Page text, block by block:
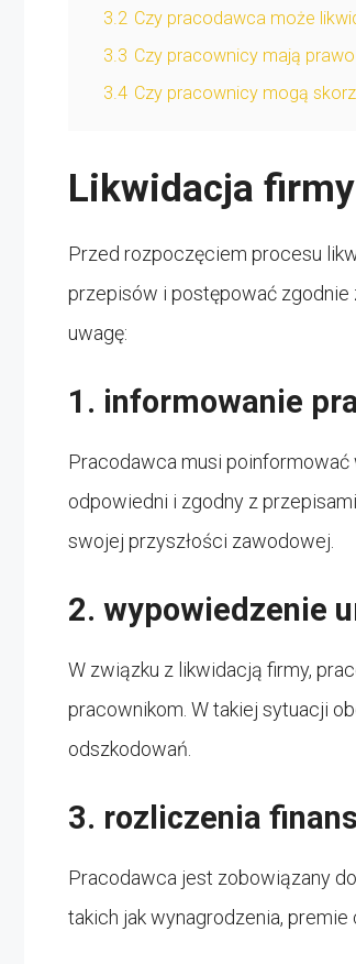
3.2 Czy pracodawca może
3.3 Czy pracownicy mają
3.4 Czy pracownicy mogą
Likwidacja
Przed rozpoczęciem procesu
przepisów i postępować zgodnie
uwagę:
1. informowanie
Pracodawca musi
odpowiedni i zgodny z
swojej przyszłości zawodowej.
2. wypowiedzenie
W związku z likwidacją firmy,
pracownikom. W takiej sytuacji
odszkodowań.
3. rozliczenia
Pracodawca jest zobowiązany
takich jak wynagrodzenia,